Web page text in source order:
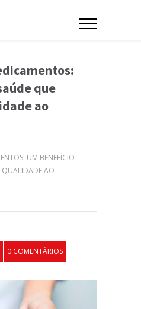
que
ao
UM BENEFÍCIO
QUALIDADE AO
0 COMENTÁRIOS